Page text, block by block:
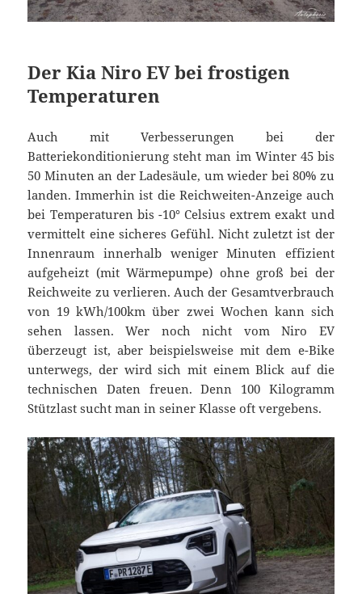
Der Kia Niro EV bei frostigen
Temperaturen
Auch mit Verbesserungen bei der
Batteriekonditionierung steht man im Winter 45 bis
50 Minuten an der Ladesäule, um wieder bei 80% zu
landen. Immerhin ist die Reichweiten-Anzeige auch
bei Temperaturen bis -10° Celsius extrem exakt und
vermittelt eine sicheres Gefühl. Nicht zuletzt ist der
Innenraum innerhalb weniger Minuten effizient
aufgeheizt (mit Wärmepumpe) ohne groß bei der
Reichweite zu verlieren. Auch der Gesamtverbrauch
von 19 kWh/100km über zwei Wochen kann sich
sehen lassen. Wer noch nicht vom Niro EV
überzeugt ist, aber beispielsweise mit dem e-Bike
unterwegs, der wird sich mit einem Blick auf die
technischen Daten freuen. Denn 100 Kilogramm
Stützlast sucht man in seiner Klasse oft vergebens.